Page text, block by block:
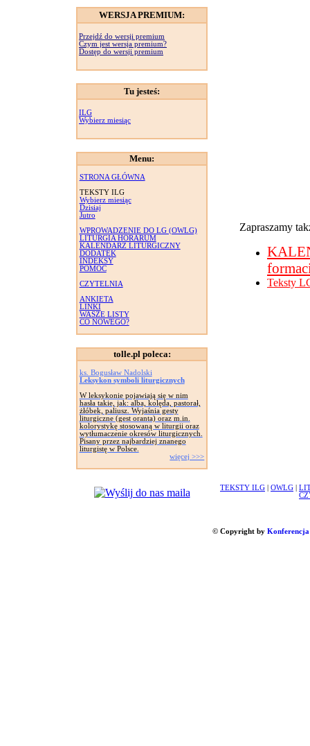
WERSJA PREMIUM:
Przejdź do wersji premium
Czym jest wersja premium?
Dostęp do wersji premium
Tu jesteś:
ILG
Wybierz miesiąc
Menu:
STRONA GŁÓWNA
TEKSTY ILG
Wybierz miesiąc
Dzisiaj
Jutro
WPROWADZENIE DO LG (OWLG)
LITURGIA HORARUM
KALENDARZ LITURGICZNY
DODATEK
INDEKSY
POMOC
CZYTELNIA
ANKIETA
LINKI
WASZE LISTY
CO NOWEGO?
tolle.pl poleca:
ks. Bogusław Nadolski
Leksykon symboli liturgicznych
W leksykonie pojawiają się w nim
hasła takie, jak: alba, kolęda, pastorał,
żłóbek, paliusz. Wyjaśnia gesty
liturgiczne (gest oranta) oraz m.in.
kolorystykę stosowaną w liturgii oraz
wytłumaczenie okresów liturgicznych.
Pisany przez najbardziej znanego
liturgistę w Polsce.
więcej >>>
Zapraszamy
Teksty
TEKSTY ILG OWLG
© Copyright by Konferencja